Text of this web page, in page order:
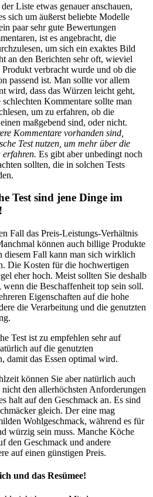
Liste etwas genauer anschauen,
sich um äußerst beliebte Modelle
paar sehr gute Bewertungen
ist es angebracht, die
um sich ein exaktes Bild
an den Berichten sehr oft, wieviel
verbracht wurde und ob die
passend ist. Man sollte vor allem
wird, dass das Würzen leicht geht,
Kommentare sollte man
um zu erfahren, ob die
maßgebend sind, oder nicht.
Kommentare vorhanden sind,
Test nutzen, um mehr über die
Es gibt aber unbedingt noch
sollten, die in solchen Tests
Test sind jene Dinge im
Fall das Preis-Leistungs-Verhältnis
können auch billige Produkte
diesem Fall kann man sich wirklich
Die Kosten für die hochwertigen
eher hoch. Meist sollten Sie deshalb
die Beschaffenheit top sein soll.
Eigenschaften auf die hohe
die Verarbeitung und die genutzten
Test ist zu empfehlen sehr auf
auf die genutzten
damit das Essen optimal wird.
können Sie aber natürlich auch
den allerhöchsten Anforderungen
halt auf den Geschmack an. Es sind
gleich. Der eine mag
Wohlgeschmack, während es für
würzig sein muss. Manche Köche
den Geschmack und andere
auf einen günstigen Preis.
und das Resümee!